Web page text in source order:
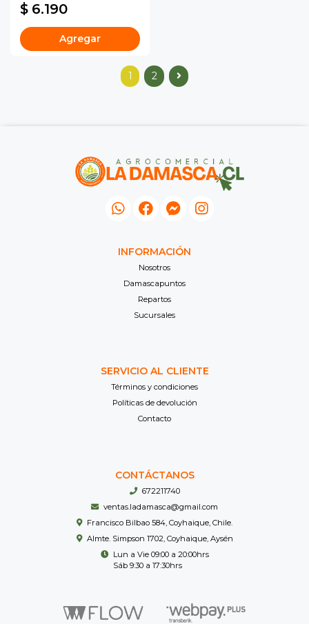
$ 6.190
Agregar
1 2
INFORMACIÓN
Nosotros
Damascapuntos
Repartos
Sucursales
SERVICIO AL CLIENTE
Términos y condiciones
Políticas de devolución
Contacto
CONTÁCTANOS
672211740
ventas.ladamasca@gmail.com
Francisco Bilbao 584, Coyhaique, Chile.
Almte. Simpson 1702, Coyhaique, Aysén
Lun a Vie 09:00 a 20:00hrs
Sáb 9:30 a 17:30hrs